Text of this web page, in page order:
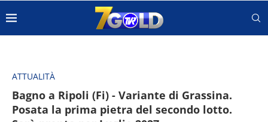
ATTUALITÀ
Bagno a Ripoli (Fi) - Variante di Grassina.
Posata la prima pietra del secondo lotto.